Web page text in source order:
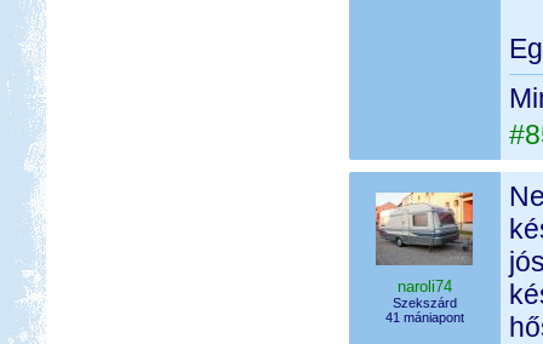
naroli74
Szekszárd
41 mániapont